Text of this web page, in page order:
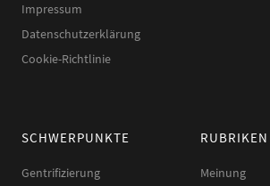
Impressum
Datenschutzerklärung
Cookie-Richtlinie
SCHWERPUNKTE
Gentrifizierung
RUBRIKEN
Meinung